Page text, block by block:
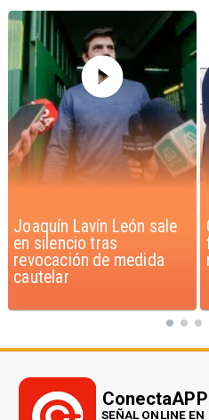
Chile y Venezuela
formalizan reinicio de
relaciones consulares
ConectaAPP
SEÑAL ONLINE EN